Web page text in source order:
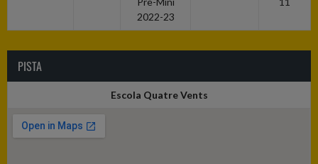
2022-23
PISTA
Escola Quatre Vents